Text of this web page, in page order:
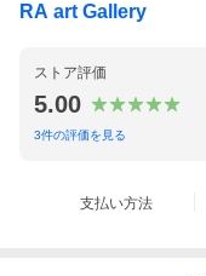
■タイトルに真作保証
された場合、商品代
方で負担致します。
鑑定資料や領収書の
鑑定代行と簡易鑑定
RA art Gallery
ストア評価
5.00
3件の評価を見る
支払い方法